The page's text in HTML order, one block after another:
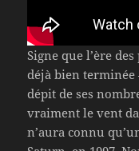
Signe que l’ère
déjà bien terminée
dépit de ses
vraiment le vent
n’aura connu